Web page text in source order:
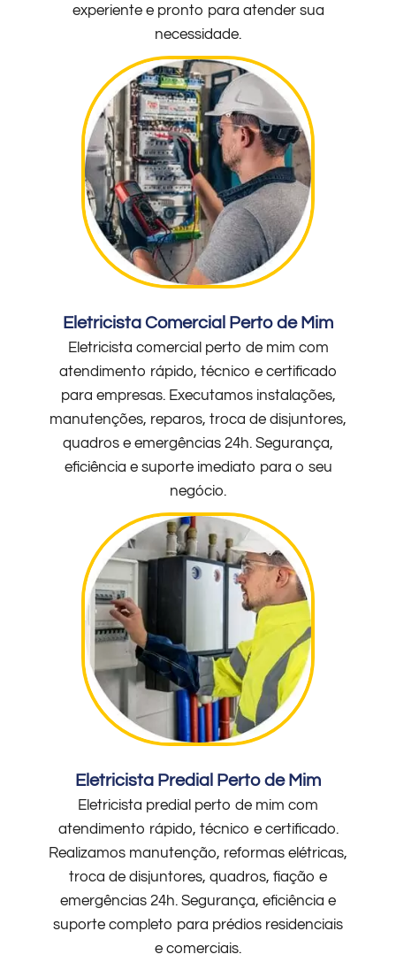
experiente e pronto para atender sua
necessidade.
Eletricista Comercial Perto de Mim
Eletricista comercial perto de mim com
atendimento rápido, técnico e certificado
para empresas. Executamos instalações,
manutenções, reparos, troca de disjuntores,
quadros e emergências 24h. Segurança,
eficiência e suporte imediato para o seu
negócio.
Eletricista Predial Perto de Mim
Eletricista predial perto de mim com
atendimento rápido, técnico e certificado.
Realizamos manutenção, reformas elétricas,
troca de disjuntores, quadros, fiação e
emergências 24h. Segurança, eficiência e
suporte completo para prédios residenciais
e comerciais.